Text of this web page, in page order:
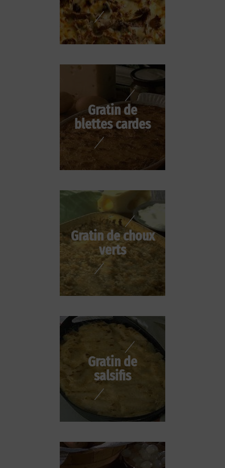
Gratin de
blettes cardes
Gratin de choux
verts
Gratin de
salsifis